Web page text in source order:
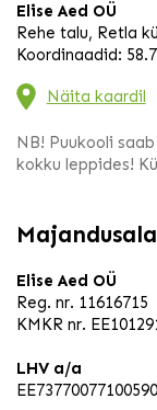
Elise Aed OÜ
Rehe talu, Retla
Koordinaadid:
Näita kaardil
NB! Puukooli
kokku leppides!
Elise Aed OÜ
Reg. nr. 11616715
KMKR nr.
LHV a/a